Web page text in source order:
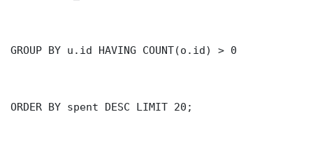
GROUP BY u.id HAVING COUNT(o.id) > 0
ORDER BY spent DESC LIMIT 20;